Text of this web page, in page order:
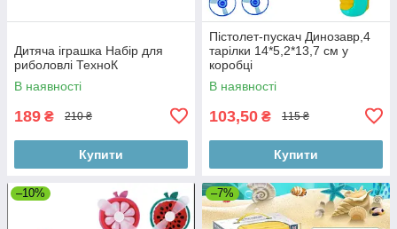
Дитяча іграшка Набір для
риболовлі ТехноК
В наявності
189 ₴ 210 ₴
Купити
Пістолет-пускач Динозавр,4
тарілки 14*5,2*13,7 см у
коробці
В наявності
103,50 ₴ 115 ₴
Купити
–10% –7%